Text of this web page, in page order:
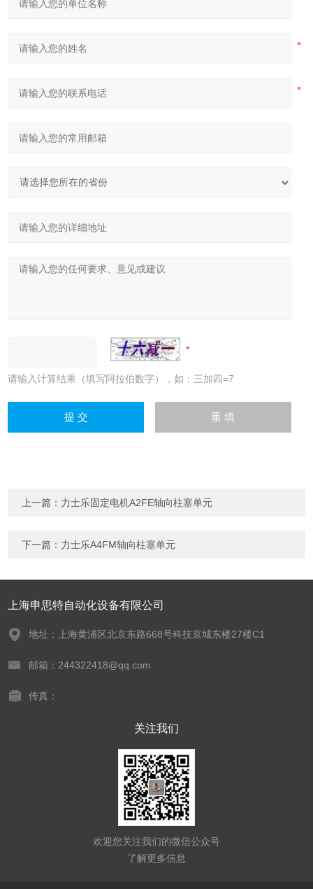
请输入计算结果（填写阿拉伯数字），如：三加四=7
上一篇： 力士乐固定电机A2FE轴向柱塞单元
下一篇： 力士乐A4FM轴向柱塞单元
上海申思特自动化设备有限公司
地址：上海黄浦区北京东路668号科技京城东楼27楼C1
邮箱：244322418@qq.com
传真：
关注我们
欢迎您关注我们的微信公众号
了解更多信息